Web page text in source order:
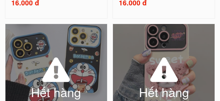
16.000 đ 16.000 đ
Hết hàng Hết hàng